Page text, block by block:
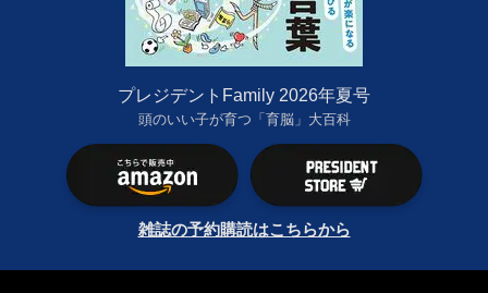
プレジデントFamily 2026年夏号
頭のいい子が育つ「育脳」大百科
雑誌の予約購読はこちらから